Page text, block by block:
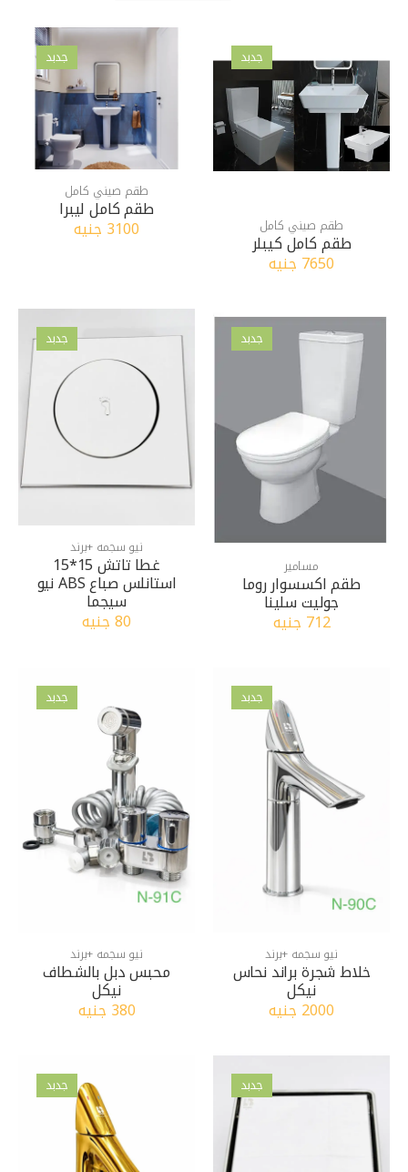
جدبد
طقم صيني كامل
طقم كامل كيبلر
7650 جنيه
جدبد
طقم صيني كامل
طقم كامل ليبرا
3100 جنيه
جدبد
مسامير
طقم اكسسوار روما
جوليت سلينا
712 جنيه
جدبد
نيو سجمه +برند
غطا تاتش 15*15
استانلس صباع ABS نيو
سيجما
80 جنيه
جدبد
نيو سجمه +برند
خلاط شجرة براند نحاس
نيكل
2000 جنيه
جدبد
نيو سجمه +برند
محبس دبل بالشطاف
نيكل
380 جنيه
جدبد جدبد